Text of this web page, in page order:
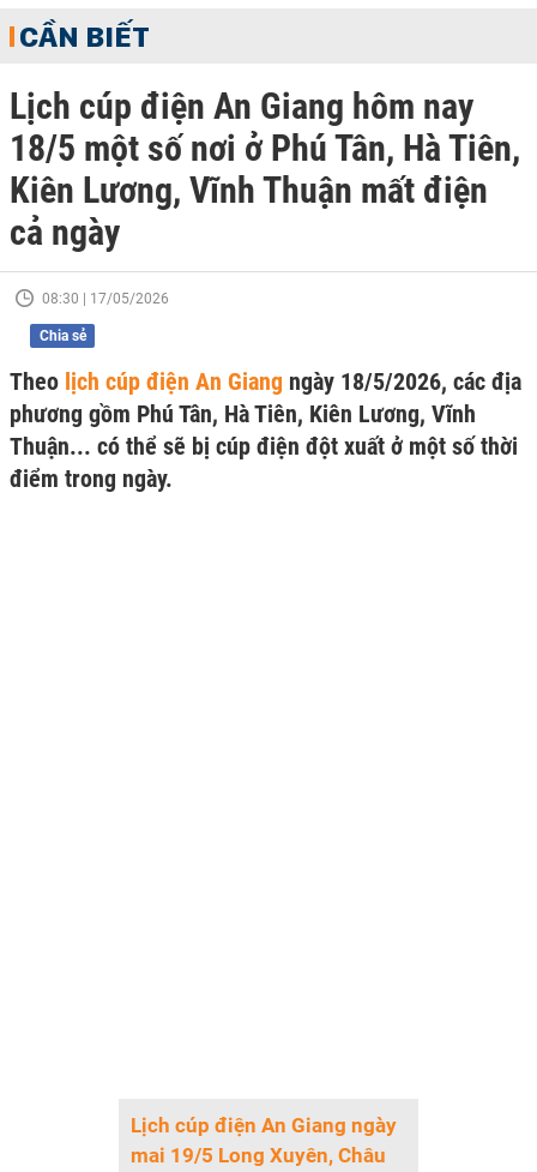
CẦN BIẾT
Lịch cúp điện An Giang hôm nay
18/5 một số nơi ở Phú Tân, Hà Tiên,
Kiên Lương, Vĩnh Thuận mất điện
cả ngày
08:30 | 17/05/2026
Chia sẻ
Theo lịch cúp điện An Giang ngày 18/5/2026, các địa
phương gồm Phú Tân, Hà Tiên, Kiên Lương, Vĩnh
Thuận... có thể sẽ bị cúp điện đột xuất ở một số thời
điểm trong ngày.
Lịch cúp điện An Giang ngày
mai 19/5 Long Xuyên, Châu